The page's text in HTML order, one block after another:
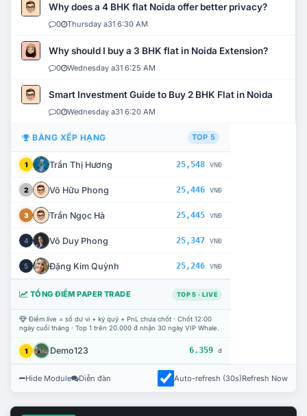
Why does a 4 BHK flat Noida offer better privacy?
0 Thursday a31 6:30 AM
Why should I buy a 3 BHK flat in Noida Extension?
0 Wednesday a31 6:25 AM
Smart Investment Guide to Buy 2 BHK Flat in Noida
0 Wednesday a31 6:20 AM
BẢNG XẾP HẠNG TOP 5
1 Trần Thị Hương 25,548 VNĐ
2 Võ Hữu Phong 25,446 VNĐ
3 Trần Ngọc Hà 25,445 VNĐ
4 Võ Duy Phong 25,347 VNĐ
5 Đặng Kim Quỳnh 25,246 VNĐ
TỔNG ĐIỂM PAPER TRADE TOP 5 · LIVE
Điểm live = số dư ví + ký quỹ + PnL chưa chốt · Chốt 12:00
ngày cuối tháng · Top 1 trên 20.000 đ nhận 30 ngày VIP Whale.
1 Demo123 6.359 đ
Hide Module Diễn đàn Auto-refresh (30s)Refresh Now